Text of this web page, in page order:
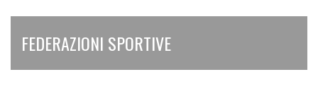
FEDERAZIONI SPORTIVE